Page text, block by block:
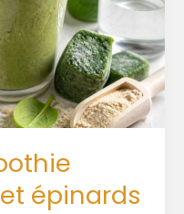
épinards